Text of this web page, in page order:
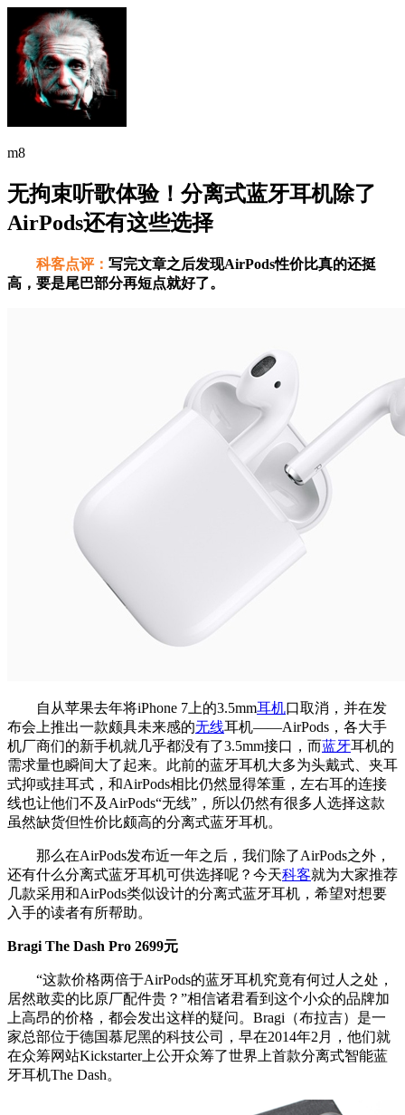
m8
无拘束听歌体验！分离式蓝牙耳机除了
AirPods还有这些选择
科客点评： 写完文章之后发现AirPods性价比真的还挺
高，要是尾巴部分再短点就好了。
自从苹果去年将iPhone 7上的3.5mm耳机口取消，并在发
布会上推出一款颇具未来感的无线耳机——AirPods，各大手
机厂商们的新手机就几乎都没有了3.5mm接口，而蓝牙耳机的
需求量也瞬间大了起来。此前的蓝牙耳机大多为头戴式、夹耳
式抑或挂耳式，和AirPods相比仍然显得笨重，左右耳的连接
线也让他们不及AirPods“无线”，所以仍然有很多人选择这款
虽然缺货但性价比颇高的分离式蓝牙耳机。
那么在AirPods发布近一年之后，我们除了AirPods之外，
还有什么分离式蓝牙耳机可供选择呢？今天科客就为大家推荐
几款采用和AirPods类似设计的分离式蓝牙耳机，希望对想要
入手的读者有所帮助。
Bragi The Dash Pro 2699元
“这款价格两倍于AirPods的蓝牙耳机究竟有何过人之处，
居然敢卖的比原厂配件贵？”相信诸君看到这个小众的品牌加
上高昂的价格，都会发出这样的疑问。Bragi（布拉吉）是一
家总部位于德国慕尼黑的科技公司，早在2014年2月，他们就
在众筹网站Kickstarter上公开众筹了世界上首款分离式智能蓝
牙耳机The Dash。